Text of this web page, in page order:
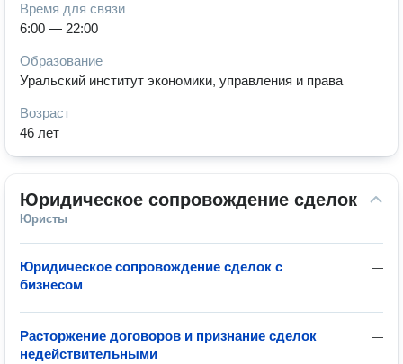
Время для связи
6:00 — 22:00
Образование
Уральский институт экономики, управления и права
Возраст
46 лет
Юридическое сопровождение сделок
Юристы
—
Юридическое сопровождение сделок с
бизнесом
—
Расторжение договоров и признание сделок
недействительными